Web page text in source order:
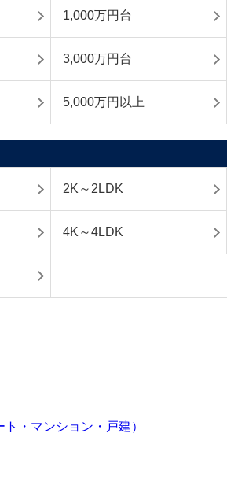
1,000万円台
3,000万円台
5,000万円以上
2K～2LDK
4K～4LDK